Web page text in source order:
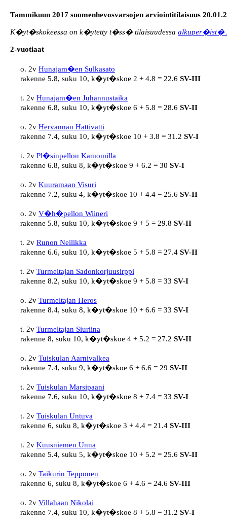
Tammikuun 2017 suomenhevosvarsojen arviointitilaisuus
K�yt�skokeessa on k�ytetty t�ss� tilaisuudessa alkuper�ist�
2-vuotiaat
o. 2v Hunajam�en Sulkasato
rakenne 5.8, suku 10, k�yt�skoe 2 + 4.8 = 22.6 SV-III
t. 2v Hunajam�en Juhannustaika
rakenne 6.8, suku 10, k�yt�skoe 6 + 5.8 = 28.6 SV-II
o. 2v Hervannan Hattivatti
rakenne 7.4, suku 10, k�yt�skoe 10 + 3.8 = 31.2 SV-I
t. 2v Pl�sinpellon Kamomilla
rakenne 6.8, suku 8, k�yt�skoe 9 + 6.2 = 30 SV-I
o. 2v Kuuramaan Visuri
rakenne 7.2, suku 4, k�yt�skoe 10 + 4.4 = 25.6 SV-II
o. 2v V�h�pellon Wiineri
rakenne 5.8, suku 10, k�yt�skoe 9 + 5 = 29.8 SV-II
t. 2v Runon Neilikka
rakenne 6.6, suku 10, k�yt�skoe 5 + 5.8 = 27.4 SV-II
t. 2v Turmeltajan Sadonkorjuusirppi
rakenne 8.2, suku 10, k�yt�skoe 9 + 5.8 = 33 SV-I
o. 2v Turmeltajan Heros
rakenne 8.4, suku 8, k�yt�skoe 10 + 6.6 = 33 SV-I
t. 2v Turmeltajan Siuriina
rakenne 8, suku 10, k�yt�skoe 4 + 5.2 = 27.2 SV-II
o. 2v Tuiskulan Aarnivalkea
rakenne 7.4, suku 9, k�yt�skoe 6 + 6.6 = 29 SV-II
t. 2v Tuiskulan Marsipaani
rakenne 7.6, suku 10, k�yt�skoe 8 + 7.4 = 33 SV-I
t. 2v Tuiskulan Untuva
rakenne 6, suku 8, k�yt�skoe 3 + 4.4 = 21.4 SV-III
t. 2v Kuusniemen Unna
rakenne 5.4, suku 5, k�yt�skoe 10 + 5.2 = 25.6 SV-II
o. 2v Taikurin Tepponen
rakenne 6, suku 8, k�yt�skoe 6 + 4.6 = 24.6 SV-III
o. 2v Villahaan Nikolai
rakenne 7.4, suku 10, k�yt�skoe 8 + 5.8 = 31.2 SV-I